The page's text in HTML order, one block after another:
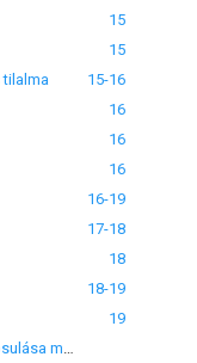
15
15
15-16
16
16
16
16-19
17-18
18
18-19
19